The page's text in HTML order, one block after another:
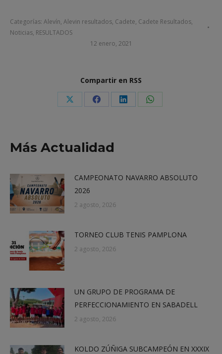
Categorías: Alevín, Alevin resultados, Cadete, Cadete Resultados,
Noticias, RESULTADOS
12 enero, 2021
Compartir en RSS
Share Share Share Share
Más Actualidad
CAMPEONATO NAVARRO ABSOLUTO
2026
2 agosto, 2026
TORNEO CLUB TENIS PAMPLONA
2 agosto, 2026
UN GRUPO DE PROGRAMA DE
PERFECCIONAMIENTO EN SABADELL
2 agosto, 2026
KOLDO ZÚÑIGA SUBCAMPEÓN EN XXXIX